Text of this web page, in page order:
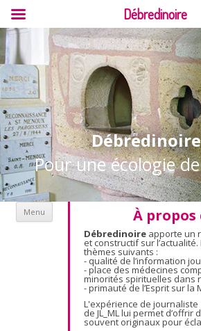
Débredinoire
Pour une écologie
À propos
Débredinoire apporte un
et constructif sur
thèmes suivants :
- qualité de l’information
- place des médecines
minorités spirituelles dans
- primauté de l’Esprit sur la
L'expérience de journaliste
de JL_ML lui permet
souvent originaux pour
Menu Aller au contenu
Débredinoire